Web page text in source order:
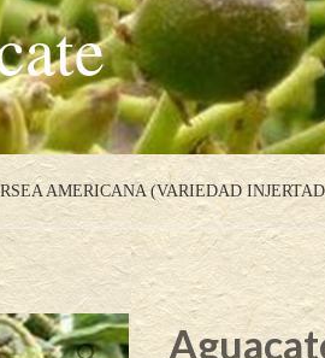
AMERICANA (VARIEDAD